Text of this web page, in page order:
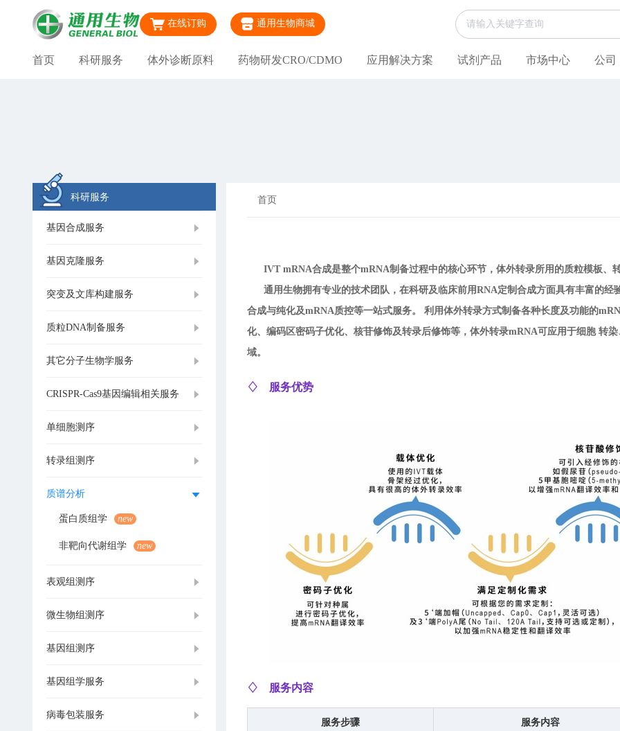
在线订购 通用生物商城
首页 科研服务 体外诊断原料 药物研发CRO/CDMO 应用解决方案 试剂产品 市场中心 公司
科研服务
基因合成服务
基因克隆服务
突变及文库构建服务
质粒DNA制备服务
其它分子生物学服务
CRISPR-Cas9基因编辑相关服务
单细胞测序
转录组测序
质谱分析
蛋白质组学 new
非靶向代谢组学 new
表观组测序
微生物组测序
基因组测序
基因组学服务
病毒包装服务
首页
IVT mRNA合成是整个mRNA制备过程中的核心环节，体外转录所用的质粒模板、
通用生物拥有专业的技术团队，在科研及临床前用RNA定制合成方面具有丰富的经
合成与纯化及mRNA质控等一站式服务。 利用体外转录方式制备各种长度及功能的
化、编码区密码子优化、核苷修饰及转录后修饰等，体外转录mRNA可应用于细胞 转
域。
♢ 服务优势
♢ 服务内容
服务步骤 服务内容